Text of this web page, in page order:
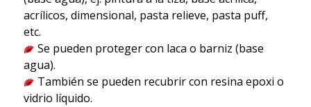
acrílicos, dimensional, pasta relieve, pasta puff,
etc.
Se pueden proteger con laca o barniz (base
agua).
También se pueden recubrir con resina epoxi o
vidrio líquido.